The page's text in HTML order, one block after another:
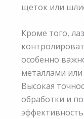
щеток или
Кроме того,
особенно
металлами
Высокая
обработки и